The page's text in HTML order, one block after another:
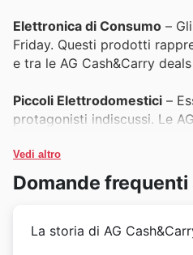
Elettronica di Consumo –
Friday. Questi prodotti
e tra le AG Cash&Carry
Piccoli Elettrodomestici –
protagonisti indiscussi. Le
Prodotti per la Cura della
durante eventi di shopping
Vedi altro
Domande frequenti
La storia di AG